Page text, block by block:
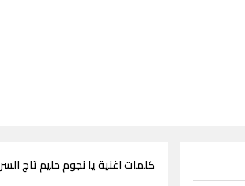
كلمات اغنية يا نجوم حليم تاج السر